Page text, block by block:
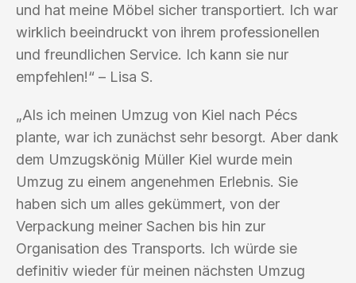
und hat meine Möbel sicher transportiert. Ich war
wirklich beeindruckt von ihrem professionellen
und freundlichen Service. Ich kann sie nur
empfehlen!“ – Lisa S.
„Als ich meinen Umzug von Kiel nach Pécs
plante, war ich zunächst sehr besorgt. Aber dank
dem Umzugskönig Müller Kiel wurde mein
Umzug zu einem angenehmen Erlebnis. Sie
haben sich um alles gekümmert, von der
Verpackung meiner Sachen bis hin zur
Organisation des Transports. Ich würde sie
definitiv wieder für meinen nächsten Umzug